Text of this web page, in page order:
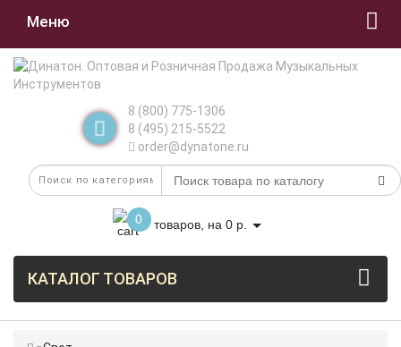
Меню
8 (800) 775-1306
8 (495) 215-5522
order@dynatone.ru
0 товаров, на 0 р.
КАТАЛОГ ТОВАРОВ